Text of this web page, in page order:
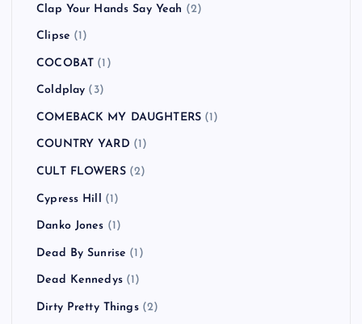
Clap Your Hands Say Yeah (2)
Clipse (1)
COCOBAT (1)
Coldplay (3)
COMEBACK MY DAUGHTERS (1)
COUNTRY YARD (1)
CULT FLOWERS(2)
Cypress Hill (1)
Danko Jones (1)
Dead By Sunrise (1)
Dead Kennedys(1)
Dirty Pretty Things(2)